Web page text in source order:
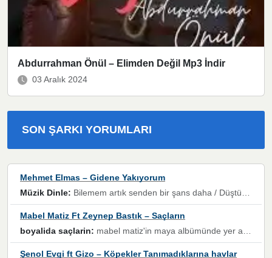
Abdurrahman Önül – Elimden Değil Mp3 İndir
03 Aralık 2024
SON ŞARKI YORUMLARI
Mehmet Elmas – Gidene Yakıyorum
Müzik Dinle: Bilemem artık senden bir şans daha / Düştüğün zaman ben olmayacağım yanında” dizeleri, artık geçmişin tekrarına izin verilmeyeceğini, kişisel sınırların çizildiğini gösteriyor.
Mabel Matiz Ft Zeynep Bastık – Saçların
boyalida saçlarin: mabel matiz'in maya albümünde yer alan güzellerden. parça da şarkı hani! müzikal altyapısına vurulduğum, sözlerinde kaybolduğum bir parça olmuş.
Şenol Evgi ft Gizo – Köpekler Tanımadıklarına havlar